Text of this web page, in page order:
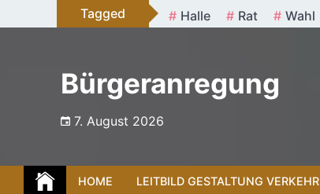
to
Tagged Halle Rat Wahl
Bürgeranregung
7. August 2026
HOME LEITBILD GESTALTUNG VERKEHR